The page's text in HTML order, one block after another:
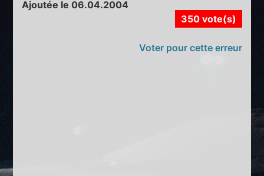
Ajoutée le 06.04.2004
350 vote(s)
Voter pour cette erreur